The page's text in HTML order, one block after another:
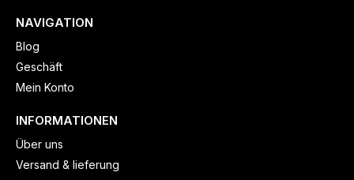
NAVIGATION
Blog
Geschäft
Mein Konto
INFORMATIONEN
Über uns
Versand & lieferung